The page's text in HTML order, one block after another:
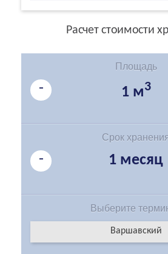
Расчет стоимости
Площадь
- 1 м3
Срок
- 1 месяц
Выберите
Варшавский